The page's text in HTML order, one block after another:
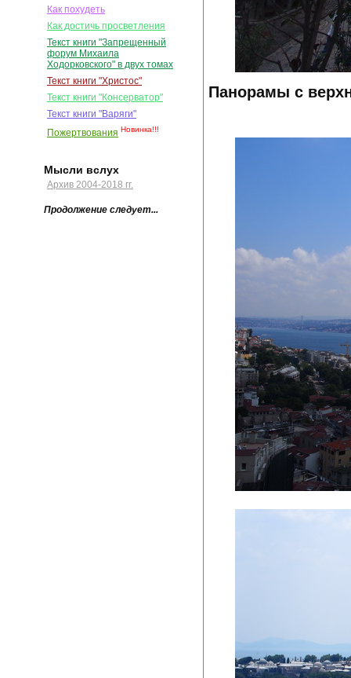
Как похудеть
Как достичь просветления
Текст книги "Запрещенный
форум Михаила
Ходорковского" в двух томах
Текст книги "Христос"
Текст книги "Консерватор"
Текст книги "Варяги"
Пожертвования Новинка!!!
Мысли вслух
Архив 2004-2018 гг.
Продолжение следует...
Панорамы с